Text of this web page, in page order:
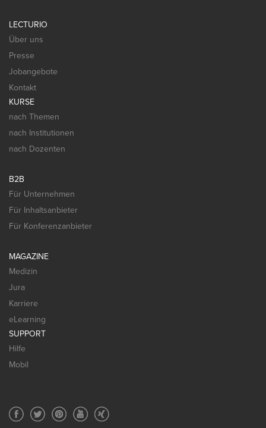
LECTURIO
Über uns
Presse
Jobangebote
Kontakt
KURSE
nach Themen
nach Institutionen
nach Dozenten
B2B
Für Unternehmen
Für Inhaltsanbieter
Für Konferenzanbieter
MAGAZINE
Medizin
Jura
Karriere
eLearning
SUPPORT
Hilfe
Mobil